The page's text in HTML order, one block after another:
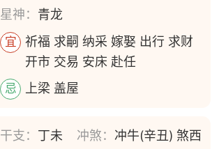
星神： 青龙
宜
祈福 求嗣 纳采 嫁娶 出行 求财
开市 交易 安床 赴任
忌 上梁 盖屋
干支： 丁未 冲煞： 冲牛(辛丑) 煞西